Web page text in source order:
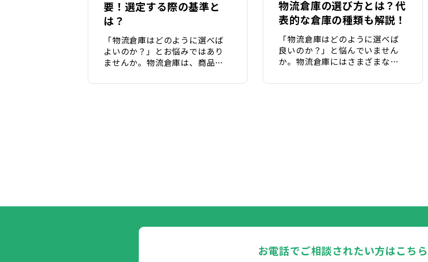
要！選定する際の基準と
は？
「物流倉庫はどのように選べば
よいのか？」とお悩みではあり
ませんか。物流倉庫は、商品管
物流倉庫の選び方とは？代
表的な倉庫の種類も解説！
「物流倉庫はどのように選べば
良いのか？」と悩んでいません
か。物流倉庫にはさまざまな種
お電話でご相談されたい方はこちら